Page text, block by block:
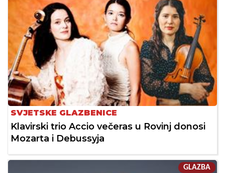
SVJETSKE GLAZBENICE
Klavirski trio Accio večeras u Rovinj donosi
Mozarta i Debussyja
GLAZBA